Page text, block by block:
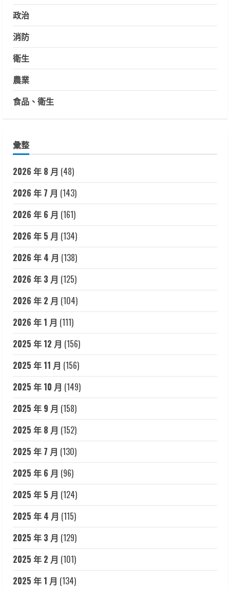
政治
消防
衛生
農業
食品、衛生
彙整
2026 年 8 月 (48)
2026 年 7 月 (143)
2026 年 6 月 (161)
2026 年 5 月 (134)
2026 年 4 月 (138)
2026 年 3 月 (125)
2026 年 2 月 (104)
2026 年 1 月 (111)
2025 年 12 月 (156)
2025 年 11 月 (156)
2025 年 10 月 (149)
2025 年 9 月 (158)
2025 年 8 月 (152)
2025 年 7 月 (130)
2025 年 6 月 (96)
2025 年 5 月 (124)
2025 年 4 月 (115)
2025 年 3 月 (129)
2025 年 2 月 (101)
2025 年 1 月 (134)